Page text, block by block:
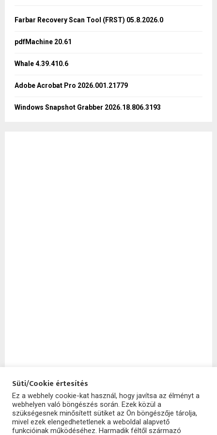
oFarbar Recovery Scan Tool (FRST) 05.8.2026.0
pdfMachine 20.61
Whale 4.39.410.6
Adobe Acrobat Pro 2026.001.21779
Windows Snapshot Grabber 2026.18.806.3193
SzoftHub
Süti/Cookie értesítés
Ez a webhely cookie-kat használ, hogy javítsa az élményt a
webhelyen való böngészés során. Ezek közül a
szükségesnek minősített sütiket az Ön böngészője tárolja,
mivel ezek elengedhetetlenek a weboldal alapvető
funkcióinak működéséhez. Harmadik féltől származó